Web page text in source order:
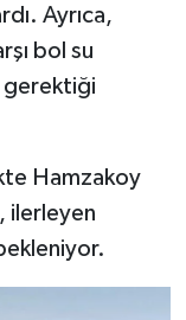
Ayrıca,
bol su
gerektiği
Hamzakoy
ilerleyen